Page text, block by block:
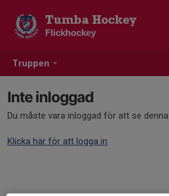
Truppen
Tumba Hockey
Flickhockey
Inte inloggad
Du måste vara inloggad för att se
Klicka här för att logga in